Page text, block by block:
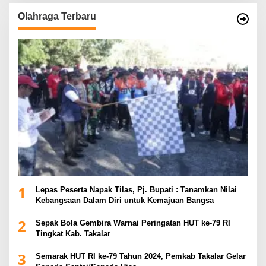
Olahraga Terbaru
1
Lepas Peserta Napak Tilas, Pj. Bupati : Tanamkan Nilai
Kebangsaan Dalam Diri untuk Kemajuan Bangsa
2
Sepak Bola Gembira Warnai Peringatan HUT ke-79 RI
Tingkat Kab. Takalar
3
Semarak HUT RI ke-79 Tahun 2024, Pemkab Takalar Gelar